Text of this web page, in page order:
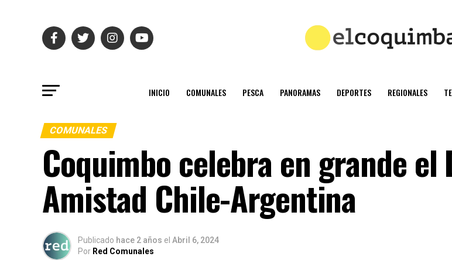
INICIO COMUNALES PESCA PANORAMAS DEPORTES REGIONALES
COMUNALES
Coquimbo celebra en grande el
Amistad Chile-Argentina
Publicado hace 2 años el Abril 6, 2024
Por Red Comunales